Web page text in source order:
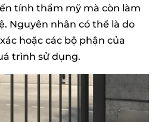
tính thẩm mỹ mà còn làm
Nguyên nhân có thể là do
hoặc các bộ phận của
trình sử dụng.